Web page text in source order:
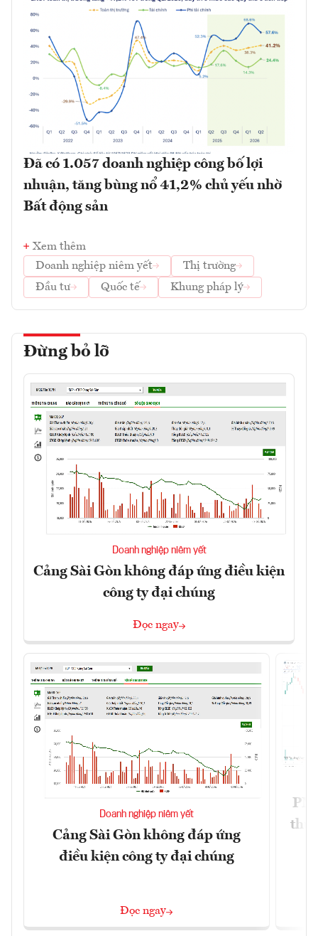
Đã có 1.057 doanh nghiệp công bố lợi
nhuận, tăng bùng nổ 41,2% chủ yếu nhờ
Bất động sản
Xem thêm
Doanh nghiệp niêm yết
Thị trường
Đầu tư
Quốc tế Khung pháp lý
Đừng bỏ lỡ
Doanh nghiệp niêm yết
Cảng Sài Gòn không đáp ứng điều kiện
công ty đại chúng
Đọc ngay
Doanh nghiệp niêm yết
Cảng Sài Gòn không đáp ứng
điều kiện công ty đại chúng
Đọc ngay